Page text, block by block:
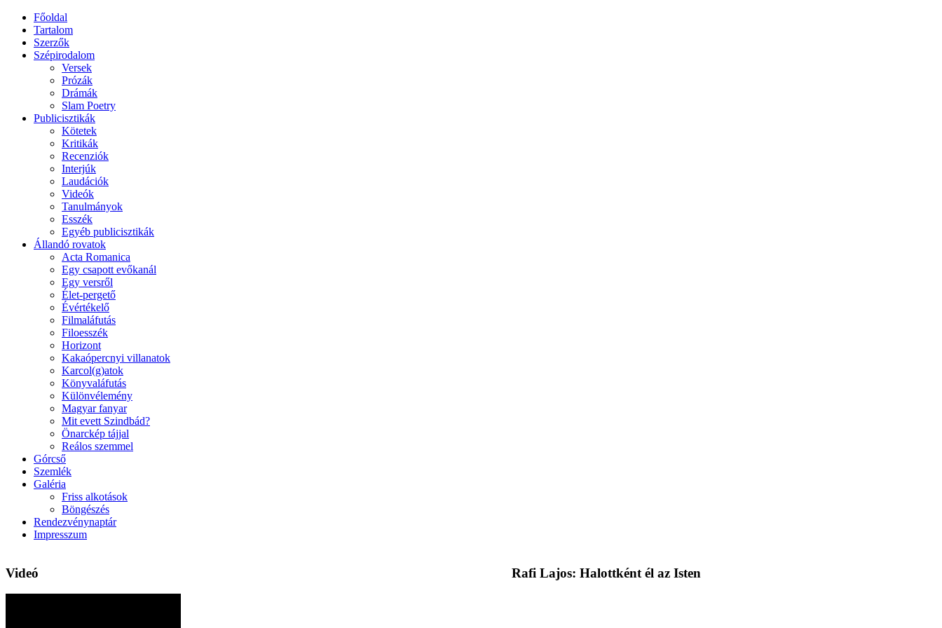
Főoldal
Tartalom
Szerzők
Szépirodalom
Versek
Prózák
Drámák
Slam Poetry
Publicisztikák
Kötetek
Kritikák
Recenziók
Interjúk
Laudációk
Videók
Tanulmányok
Esszék
Egyéb publicisztikák
Állandó rovatok
Acta Romanica
Egy csapott evőkanál
Egy versről
Élet-pergető
Évértékelő
Filmaláfutás
Filoesszék
Horizont
Kakaópercnyi villanatok
Karcol(g)atok
Könyvaláfutás
Különvélemény
Magyar fanyar
Mit evett Szindbád?
Önarckép tájjal
Reálos szemmel
Górcső
Szemlék
Galéria
Friss alkotások
Böngészés
Rendezvénynaptár
Impresszum
Videó Rafi Lajos: Halottként él az Isten